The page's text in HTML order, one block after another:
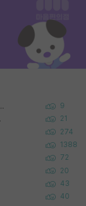
업공학 대학원 공학박사가 되는 것은 쉽지 않겠죠? 9
정 합격 21
274
1388
72
20
43
40